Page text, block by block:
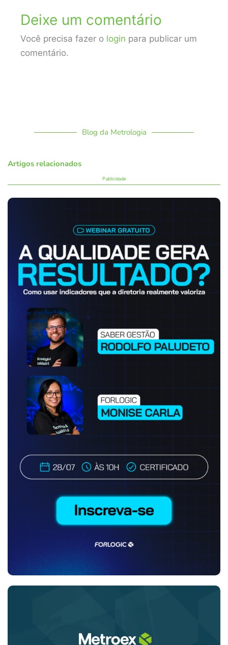
Deixe um comentário
Você precisa fazer o login para publicar um
comentário.
Blog da Metrologia
Artigos relacionados
Publicidade